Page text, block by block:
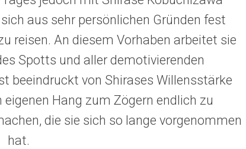
aus sehr persönlichen Gründen fest
reisen. An diesem Vorhaben arbeitet sie
Spotts und aller demotivierenden
beeindruckt von Shirases Willensstärke
Hang zum Zögern endlich zu
die sie sich so lange vorgenommen
hat.